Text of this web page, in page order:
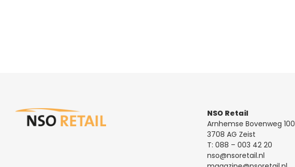
NSO Retail
Arnhemse Bovenweg 100
3708 AG Zeist
T: 088 – 003 42 20
nso@nsoretail.nl